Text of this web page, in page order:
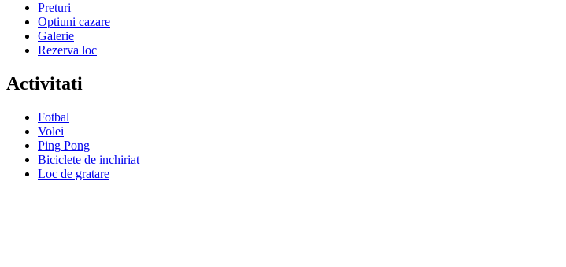
Preturi
Optiuni cazare
Galerie
Rezerva loc
Activitati
Fotbal
Volei
Ping Pong
Biciclete de inchiriat
Loc de gratare